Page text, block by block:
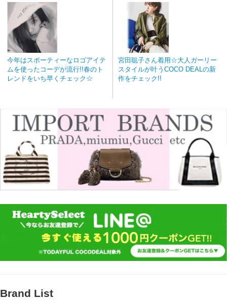
今年はスポーティーなロゴアイテ
ムを使ったコーデが流行!!春のト
レンドをいち早くチェック☆
宮田聡子さん着用☆大人ガーリー
スタイルが叶うCOCO DEALの新
作をチェック!!
Brand List